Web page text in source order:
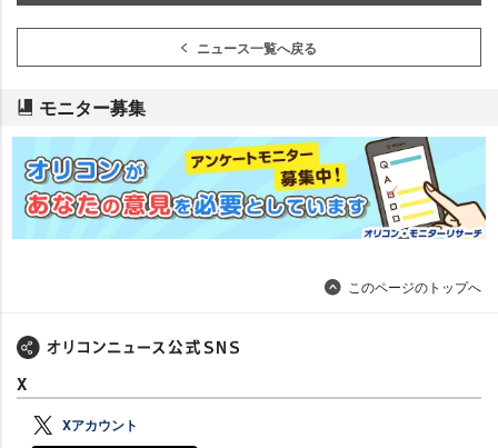
ニュース一覧へ戻る
モニター募集
このページのトップへ
X
Xアカウント